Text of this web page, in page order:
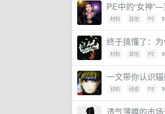
PE中的“女神
材料 其他 PE
终于搞懂了：
材料 其他 PE
一文带你认识
材料 线缆 PE